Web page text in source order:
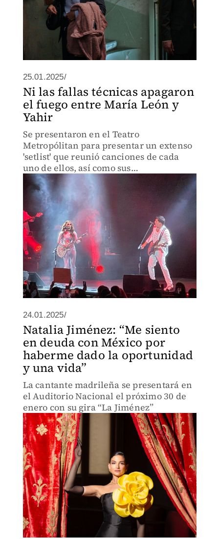
25.01.2025/
Ni las fallas técnicas apagaron
el fuego entre María León y
Yahir
Se presentaron en el Teatro
Metropólitan para presentar un extenso
'setlist' que reunió canciones de cada
uno de ellos, así como sus
colaboraciones
24.01.2025/
Natalia Jiménez: “Me siento
en deuda con México por
haberme dado la oportunidad
y una vida”
La cantante madrileña se presentará en
el Auditorio Nacional el próximo 30 de
enero con su gira “La Jiménez”